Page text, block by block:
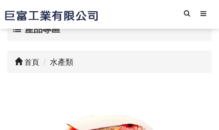
產品專區
首頁 水產類